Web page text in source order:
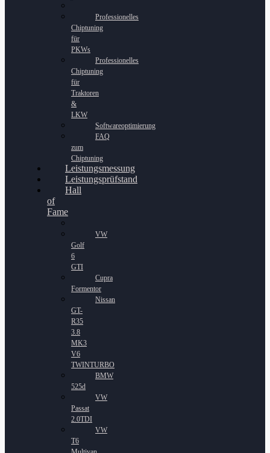
Professionelles
Chiptuning
für
PKWs
Professionelles
Chiptuning
für
Traktoren
&
LKW
Softwareoptimierung
FAQ
zum
Chiptuning
Leistungsmessung
Leistungsprüfstand
Hall
of
Fame
VW
Golf
6
GTI
Cupra
Formentor
Nissan
GT-
R35
3.8
MK3
V6
TWINTURBO
BMW
525d
VW
Passat
2.0TDI
VW
T6